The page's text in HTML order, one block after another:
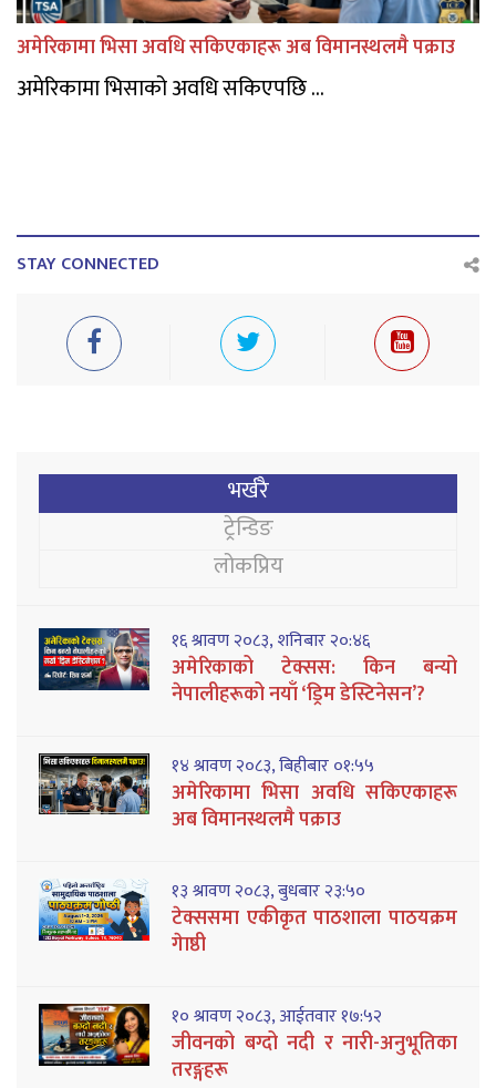
अमेरिकामा भिसा अवधि सकिएकाहरू अब विमानस्थलमै पक्राउ
अमेरिकामा भिसाको अवधि सकिएपछि ...
STAY CONNECTED
भर्खरै
ट्रेन्डिङ
लोकप्रिय
१६ श्रावण २०८३, शनिबार २०:४६
अमेरिकाको टेक्सस: किन बन्यो
नेपालीहरूको नयाँ ‘ड्रिम डेस्टिनेसन’?
१४ श्रावण २०८३, बिहीबार ०१:५५
अमेरिकामा भिसा अवधि सकिएकाहरू
अब विमानस्थलमै पक्राउ
१३ श्रावण २०८३, बुधबार २३:५०
टेक्ससमा एकीकृत पाठशाला पाठयक्रम
गेाष्ठी
१० श्रावण २०८३, आईतवार १७:५२
जीवनको बग्दो नदी र नारी-अनुभूतिका
तरङ्गहरू